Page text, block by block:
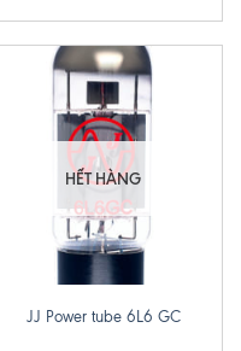
HẾT HÀNG
JJ Power tube 6L6 GC